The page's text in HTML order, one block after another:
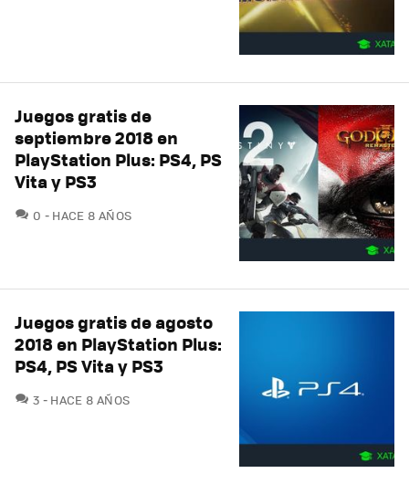
Juegos gratis de
septiembre 2018 en
PlayStation Plus: PS4, PS
Vita y PS3
0 COMENTARIOS
HACE 8 AÑOS
Juegos gratis de agosto
2018 en PlayStation Plus:
PS4, PS Vita y PS3
3 COMENTARIOS
HACE 8 AÑOS